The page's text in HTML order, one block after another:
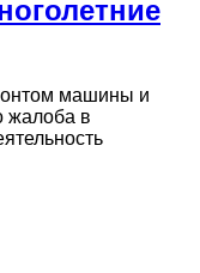
машины и
жалоба в